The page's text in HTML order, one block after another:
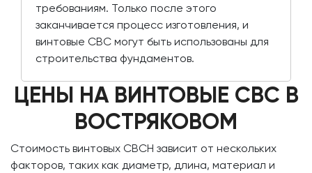
требованиям. Только после этого
заканчивается процесс изготовления, и
винтовые СВС могут быть использованы для
строительства фундаментов.
ЦЕНЫ НА ВИНТОВЫЕ СВС В
ВОСТРЯКОВОМ
Стоимость винтовых СВСН зависит от нескольких
факторов, таких как диаметр, длина, материал и